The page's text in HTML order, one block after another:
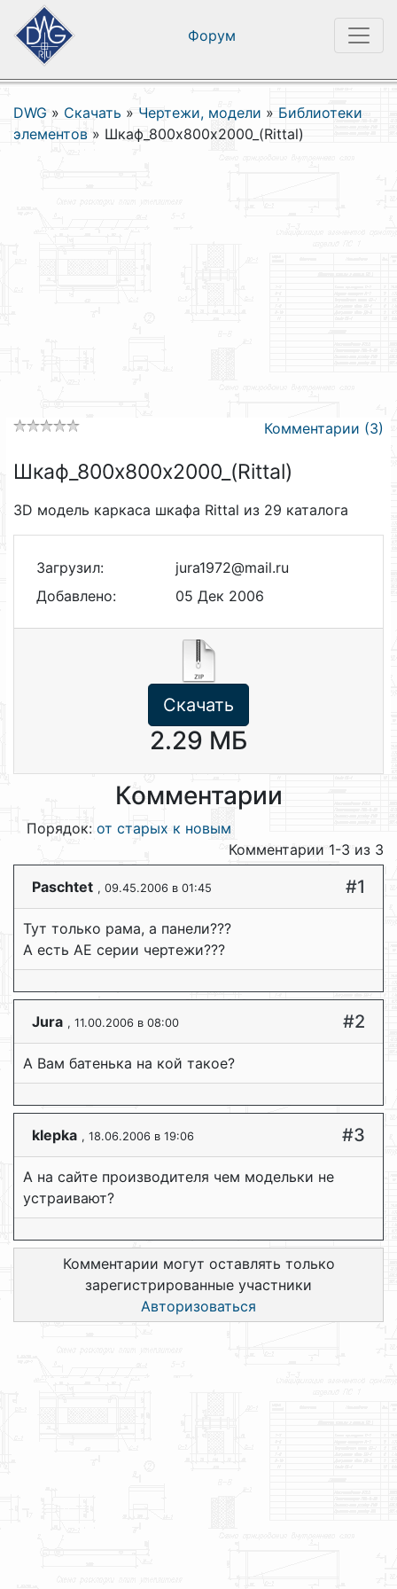
Форум
DWG » Скачать » Чертежи, модели » Библиотеки
элементов » Шкаф_800х800х2000_(Rittal)
Комментарии (3)
Шкаф_800х800х2000_(Rittal)
3D модель каркаса шкафа Rittal из 29 каталога
Загрузил:
jura1972@mail.ru
Добавлено:
05 Дек 2006
Скачать
2.29 МБ
Комментарии
Порядок: от старых к новым
Комментарии 1-3 из 3
Paschtet , 09.45.2006 в 01:45 #1
Тут только рама, а панели???
А есть АЕ серии чертежи???
Jura , 11.00.2006 в 08:00 #2
А Вам батенька на кой такое?
klepka , 18.06.2006 в 19:06 #3
А на сайте производителя чем модельки не
устраивают?
Комментарии могут оставлять только
зарегистрированные участники
Авторизоваться